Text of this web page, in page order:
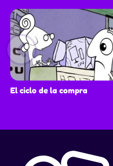
El ciclo de la compra